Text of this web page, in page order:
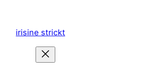
springen
irisine strickt